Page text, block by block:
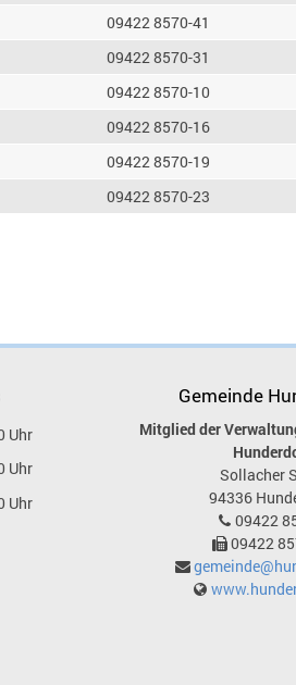
09422 8570-41
09422 8570-31
09422 8570-10
09422 8570-16
09422 8570-19
09422 8570-23
Uhr
Uhr
Uhr
Gemeinde
Mitglied der
Sollacher
94336
09422
09422